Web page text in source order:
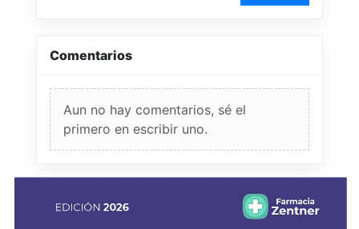
Comentarios
Aun no hay comentarios, sé el
primero en escribir uno.